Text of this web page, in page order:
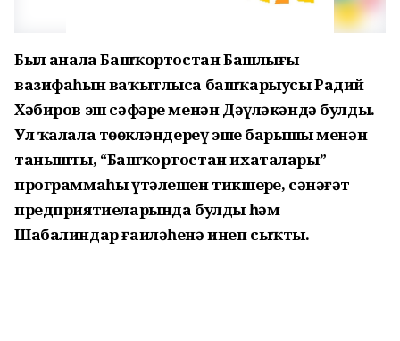
Был аҙнала Башҡортостан Башлығы
вазифаһын ваҡытлыса башҡарыусы Радий
Хәбиров эш сәфәре менән Дәүләкәндә булды.
Ул ҡалала төҙөкләндереү эше барышы менән
танышты, “Башҡортостан ихаталары”
программаһы үтәлешен тикшерҙе, сәнәғәт
предприятиеларында булды һәм
Шабалиндар ғаиләһенә инеп сыҡты.